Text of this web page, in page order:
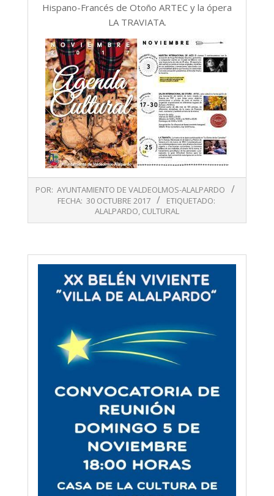
Hispano-Francés de Otoño ARTEC y la ópera
LA TRAVIATA.
10-
POR: AYUNTAMIENTO DE VALDEOLMOS-ALALPARDO
FECHA: 30 OCTUBRE 2017
ETIQUETADO:
ALALPARDO, CULTURAL